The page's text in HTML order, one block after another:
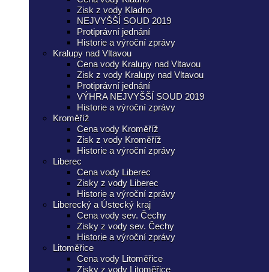
Zisk z vody Kladno
NEJVYŠŠÍ SOUD 2019
Protiprávní jednání
Historie a výroční zprávy
Kralupy nad Vltavou
Cena vody Kralupy nad Vltavou
Zisk z vody Kralupy nad Vltavou
Protiprávní jednání
VÝHRA NEJVYŠŠÍ SOUD 2019
Historie a výroční zprávy
Kroměříž
Cena vody Kroměříž
Zisk z vody Kroměříž
Historie a výroční zprávy
Liberec
Cena vody Liberec
Zisky z vody Liberec
Historie a výroční zprávy
Liberecký a Ústecký kraj
Cena vody sev. Čechy
Zisky z vody sev. Čechy
Historie a výroční zprávy
Litoměřice
Cena vody Litoměřice
Zisky z vody Litoměřice